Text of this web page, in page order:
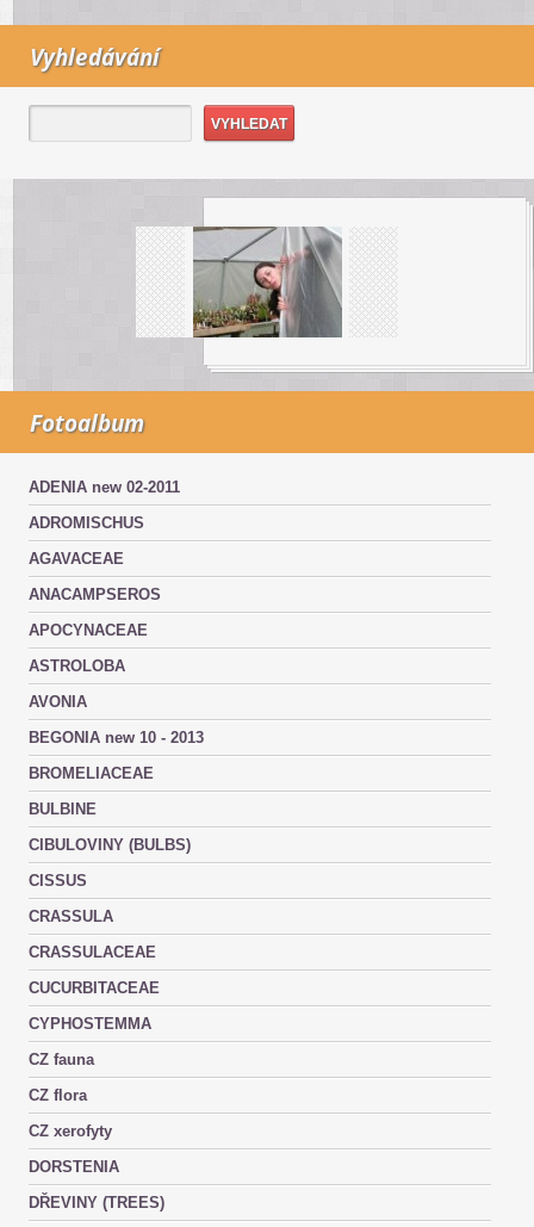
Vyhledávání
Fotoalbum
ADENIA new 02-2011
ADROMISCHUS
AGAVACEAE
ANACAMPSEROS
APOCYNACEAE
ASTROLOBA
AVONIA
BEGONIA new 10 - 2013
BROMELIACEAE
BULBINE
CIBULOVINY (BULBS)
CISSUS
CRASSULA
CRASSULACEAE
CUCURBITACEAE
CYPHOSTEMMA
CZ fauna
CZ flora
CZ xerofyty
DORSTENIA
DŘEVINY (TREES)